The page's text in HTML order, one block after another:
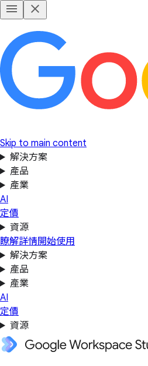
Skip to main content
解決方案
產品
產業
AI
定價
資源
瞭解詳情開始使用
解決方案
產品
產業
AI
定價
資源